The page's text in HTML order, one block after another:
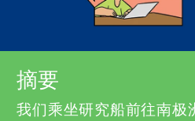
Y
o
关
e
v
摘要
我们乘坐研究船前往南极